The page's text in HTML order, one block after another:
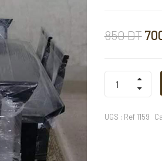
850DT Le
Table
6
Ref
UGS : Ref 1159